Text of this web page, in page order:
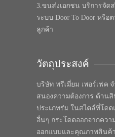
3.ขนส่งเอกชน บริการจัด
ระบบ Door To Door หรือ
ลูกค้า
วัตถุประสงค์
บริษัท พรีเมี่ยม เพอร์เฟค
สนองความต้องการ ด้าน
ประเภทร่ม ในสไตล์ที่โด
อื่นๆ กระโดดออกจากควา
ออกแบบและคุณภาพสินค้